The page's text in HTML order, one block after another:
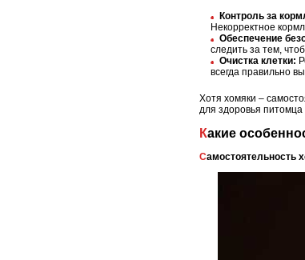
Контроль за
Некорректное
Обеспечение
следить за тем,
Очистка клетки:
всегда правильно
Хотя хомяки –
для здоровья питомца
Какие
Самостоятельность